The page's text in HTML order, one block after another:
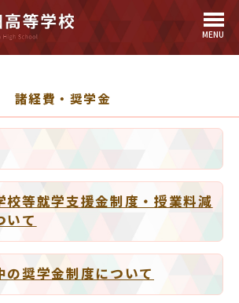
MENU
諸経費・奨学金
校等就学支援金制度・授業料減
いて
の奨学金制度について